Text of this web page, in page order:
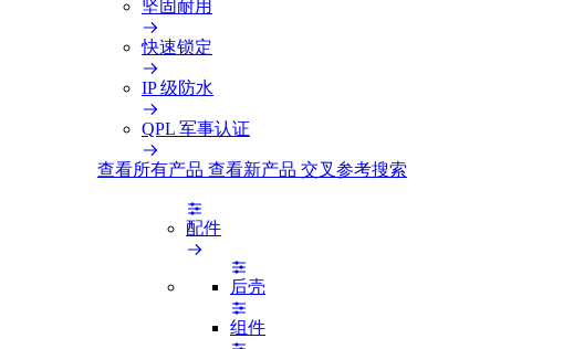
坚固耐用
快速锁定
IP 级防水
QPL 军事认证
查看所有产品 查看新产品 交叉参考搜索
配件
后壳
组件